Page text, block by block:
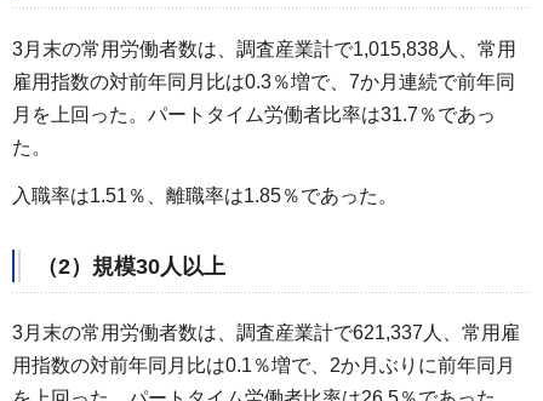
3月末の常用労働者数は、調査産業計で1,015,838人、常用
雇用指数の対前年同月比は0.3％増で、7か月連続で前年同
月を上回った。パートタイム労働者比率は31.7％であっ
た。
入職率は1.51％、離職率は1.85％であった。
（2）規模30人以上
3月末の常用労働者数は、調査産業計で621,337人、常用雇
用指数の対前年同月比は0.1％増で、2か月ぶりに前年同月